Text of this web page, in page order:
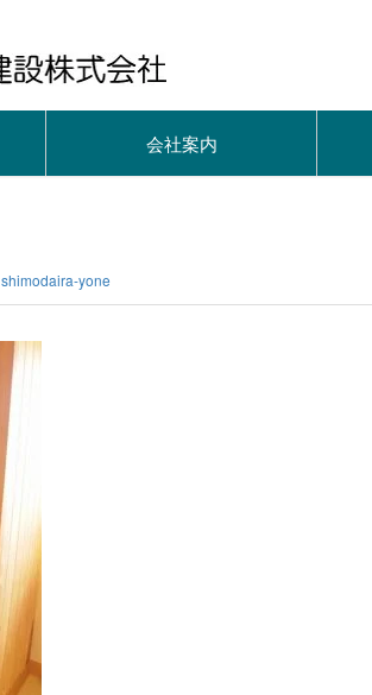
会社案内
shimodaira-yone